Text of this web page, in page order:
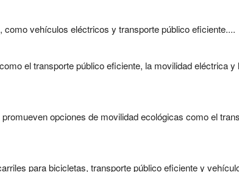
vehículos eléctricos y transporte público eficiente....
el transporte público eficiente, la movilidad eléctrica y
opciones de movilidad ecológicas como el
para bicicletas, transporte público eficiente y